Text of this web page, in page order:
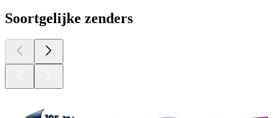
Soortgelijke zenders